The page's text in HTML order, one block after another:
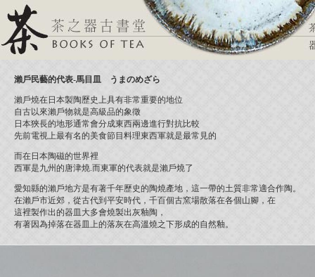
瀨戶民藝的代表-馬目皿 うまのめざら
瀨戶燒在日本製陶歷史上具有非常重要的地位
自古以來瀨戶物就是高級品的象徵
日本狹長的地形通常會分成東西兩邊進行對抗比較
先前電視上最有名的美食節目料理東西軍就是最常見的
而在日本陶磁的世界裡
西軍是九州的唐津燒.而東軍的代表就是瀨戶燒了
愛知縣的瀨戶地方是有著千年歷史的陶燒產地，這一帶的土質非常適合作陶。
在瀨戶市近郊，從古代到平安時代，千百個古窯場散落在各個山腳，在
這裡製作出的器皿大多會燒製出灰釉陶，
有著因為掉落在器皿上的落灰在高溫燒之下形成的自然釉。